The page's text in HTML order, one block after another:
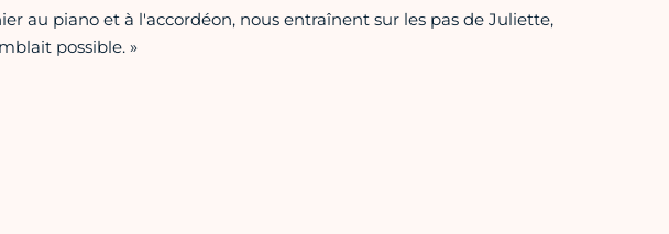
au piano et à l'accordéon, nous entraînent sur les pas de Juliette,
possible. »